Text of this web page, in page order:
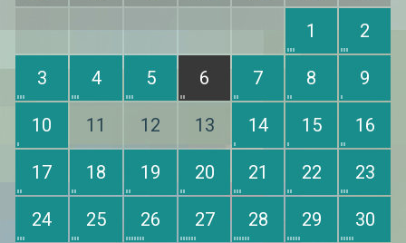
1
2
3 4 5 6 7 8 9
10 11 12 13 14 15 16
17 18 19 20 21 22 23
24 25 26 27 28 29 30